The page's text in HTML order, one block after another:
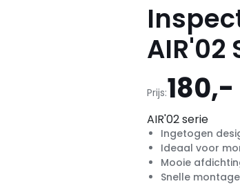
AIR'02
Prijs:180,-
AIR'02 serie
Ingetogen
Ideaal voor
Mooie
Snelle